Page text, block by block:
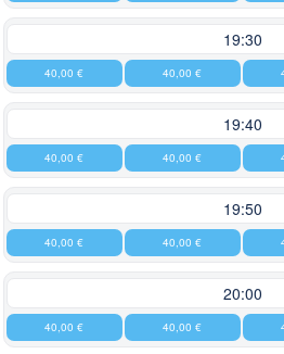
19:30
40,00 € 40,00 €
19:40
40,00 € 40,00 €
19:50
40,00 € 40,00 €
20:00
40,00 € 40,00 €